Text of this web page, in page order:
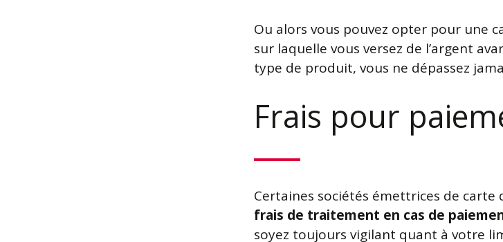
Ou alors vous pouvez opter pour une
sur laquelle vous versez de l’argent
type de produit, vous ne dépassez
Frais pour
Certaines sociétés émettrices de carte
frais de traitement en cas de
soyez toujours vigilant quant à votre